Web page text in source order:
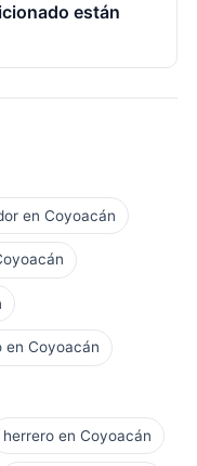
están
en Coyoacán
en Coyoacán
herrero en Coyoacán